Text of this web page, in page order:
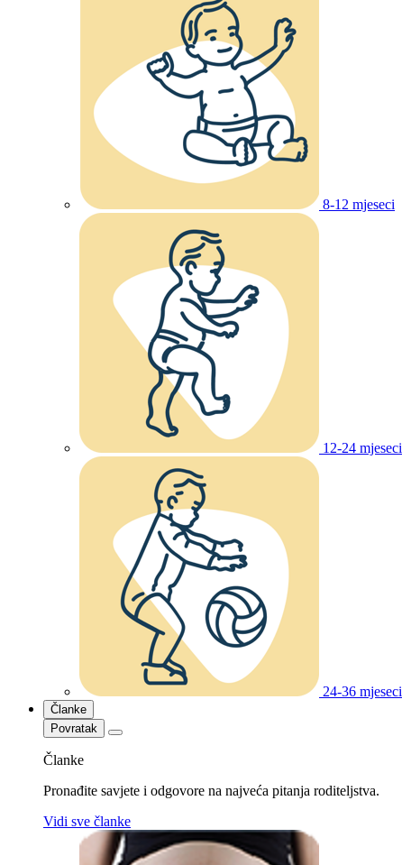
8-12 mjeseci
12-24 mjeseci
24-36 mjeseci
Članke
Povratak
Članke
Pronađite savjete i odgovore na najveća pitanja roditeljstva.
Vidi sve članke